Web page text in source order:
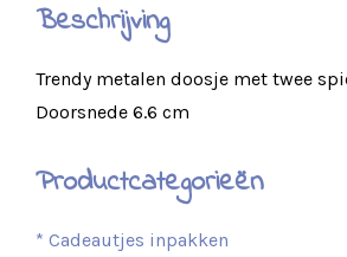
Beschrijving
Trendy metalen doosje met twee
Doorsnede 6.6 cm
Productcategorieën
* Cadeautjes inpakken